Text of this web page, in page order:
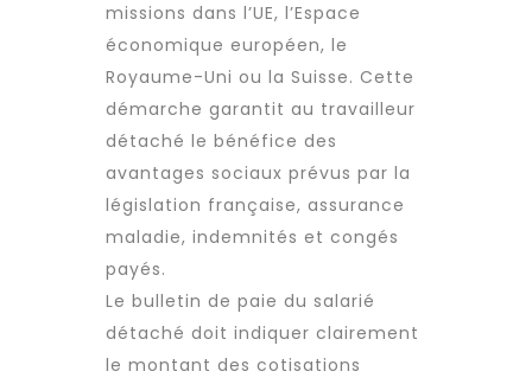
missions dans l’UE, l’Espace
économique européen, le
Royaume-Uni ou la Suisse. Cette
démarche garantit au travailleur
détaché le bénéfice des
avantages sociaux prévus par la
législation française, assurance
maladie, indemnités et congés
payés.
Le bulletin de paie du salarié
détaché doit indiquer clairement
le montant des cotisations